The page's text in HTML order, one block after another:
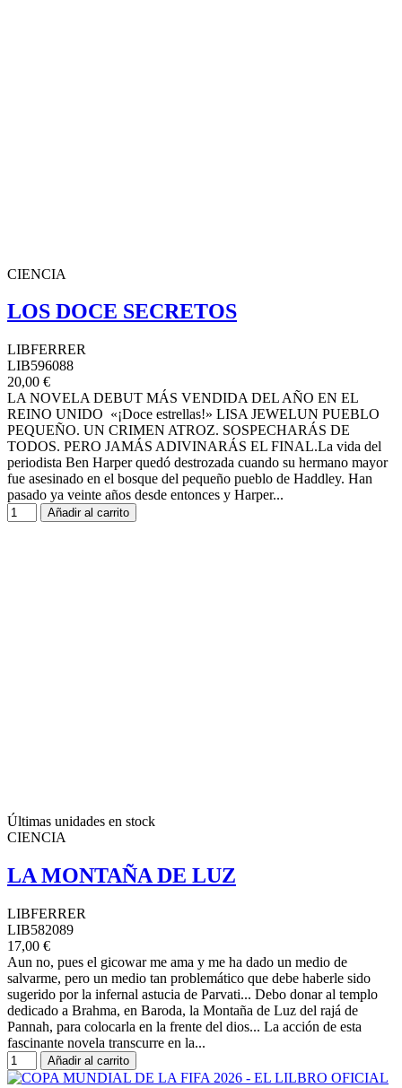
CIENCIA
LOS DOCE SECRETOS
LIBFERRER
LIB596088
20,00 €
LA NOVELA DEBUT MÁS VENDIDA DEL AÑO EN EL
REINO UNIDO «¡Doce estrellas!» LISA JEWELUN PUEBLO
PEQUEÑO. UN CRIMEN ATROZ. SOSPECHARÁS DE
TODOS. PERO JAMÁS ADIVINARÁS EL FINAL.La vida del
periodista Ben Harper quedó destrozada cuando su hermano mayor
fue asesinado en el bosque del pequeño pueblo de Haddley. Han
pasado ya veinte años desde entonces y Harper...
Añadir al carrito
Últimas unidades en stock
CIENCIA
LA MONTAÑA DE LUZ
LIBFERRER
LIB582089
17,00 €
Aun no, pues el gicowar me ama y me ha dado un medio de
salvarme, pero un medio tan problemático que debe haberle sido
sugerido por la infernal astucia de Parvati... Debo donar al templo
dedicado a Brahma, en Baroda, la Montaña de Luz del rajá de
Pannah, para colocarla en la frente del dios... La acción de esta
fascinante novela transcurre en la...
Añadir al carrito